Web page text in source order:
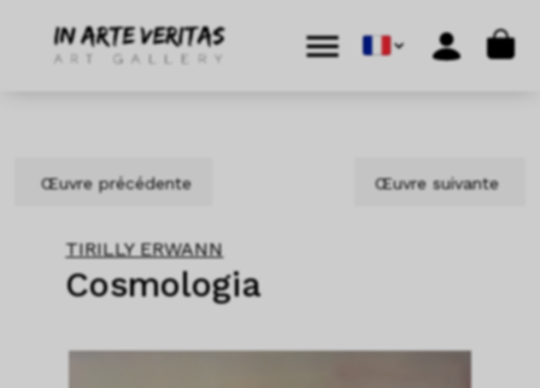
Cart
Œuvre précédente Œuvre suivante
TIRILLY ERWANN
Cosmologia